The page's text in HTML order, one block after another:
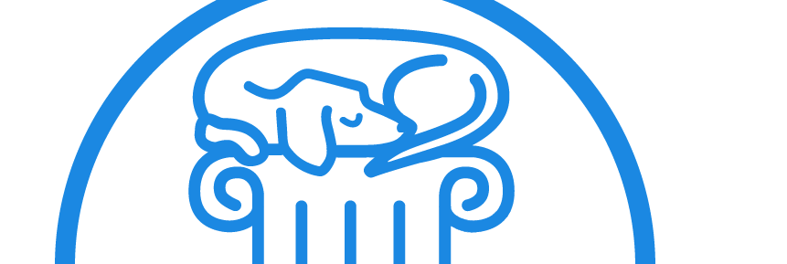
View the embedded image gallery online at:
https://tiere-in-not-griechenland.de/component/
tmpl=component#sigProIdf2b7a6c400
View the embedded image gallery online at: